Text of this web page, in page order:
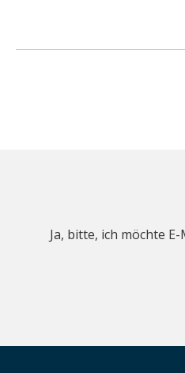
Ja, bitte, ich möchte